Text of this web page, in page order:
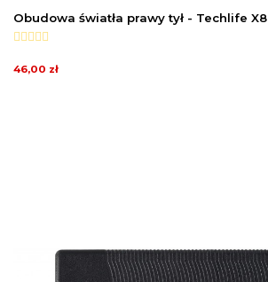
Obudowa światła prawy tył - Techlife X8
46,00 zł